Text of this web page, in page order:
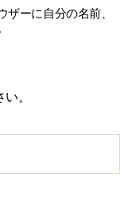
ーに自分の名前、
。